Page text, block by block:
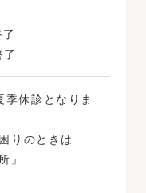
休診となりま
りのときは
』